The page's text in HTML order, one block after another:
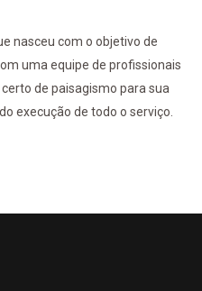
nasceu com o objetivo de
uma equipe de profissionais
de paisagismo para sua
execução de todo o serviço.